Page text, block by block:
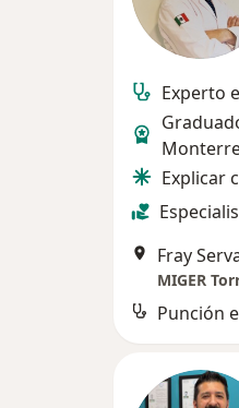
Experto
Explicar
MIGER